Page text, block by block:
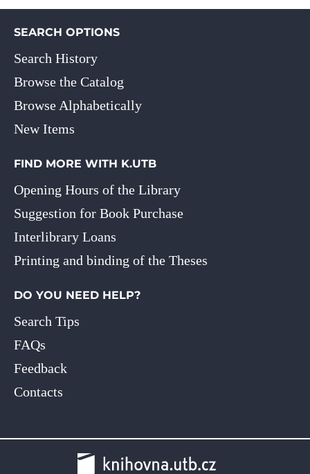
SEARCH OPTIONS
Search History
Browse the Catalog
Browse Alphabetically
New Items
FIND MORE WITH K.UTB
Opening Hours of the Library
Suggestion for Book Purchase
Interlibrary Loans
Printing and binding of the Theses
DO YOU NEED HELP?
Search Tips
FAQs
Feedback
Contacts